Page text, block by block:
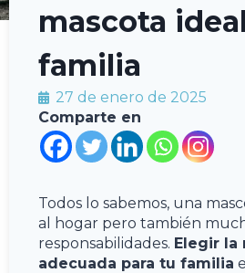
mascota
familia
27 de enero de 2025
Comparte en
Todos lo sabemos, una
al hogar pero también
responsabilidades. Elegir la
adecuada para tu familia